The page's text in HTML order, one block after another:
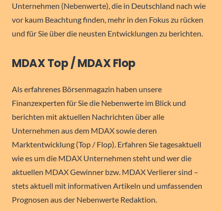
Unternehmen (Nebenwerte), die in Deutschland nach wie
vor kaum Beachtung finden, mehr in den Fokus zu rücken
und für Sie über die neusten Entwicklungen zu berichten.
MDAX Top / MDAX Flop
Als erfahrenes Börsenmagazin haben unsere
Finanzexperten für Sie die Nebenwerte im Blick und
berichten mit aktuellen Nachrichten über alle
Unternehmen aus dem MDAX sowie deren
Marktentwicklung (Top / Flop). Erfahren Sie tagesaktuell
wie es um die MDAX Unternehmen steht und wer die
aktuellen MDAX Gewinner bzw. MDAX Verlierer sind –
stets aktuell mit informativen Artikeln und umfassenden
Prognosen aus der Nebenwerte Redaktion.